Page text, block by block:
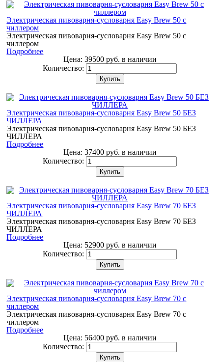
Электрическая пивоварня-сусловарня Easy Brew 50 с
чиллером
Электрическая пивоварня-сусловарня Easy Brew 50 с
чиллером
Подробнее
Цена: 39500 руб. в наличии
Количество:
Купить
Электрическая пивоварня-сусловарня Easy Brew 50 БЕЗ
ЧИЛЛЕРА
Электрическая пивоварня-сусловарня Easy Brew 50 БЕЗ
ЧИЛЛЕРА
Подробнее
Цена: 37400 руб. в наличии
Количество:
Купить
Электрическая пивоварня-сусловарня Easy Brew 70 БЕЗ
ЧИЛЛЕРА
Электрическая пивоварня-сусловарня Easy Brew 70 БЕЗ
ЧИЛЛЕРА
Подробнее
Цена: 52900 руб. в наличии
Количество:
Купить
Электрическая пивоварня-сусловарня Easy Brew 70 с
чиллером
Электрическая пивоварня-сусловарня Easy Brew 70 с
чиллером
Подробнее
Цена: 56400 руб. в наличии
Количество:
Купить